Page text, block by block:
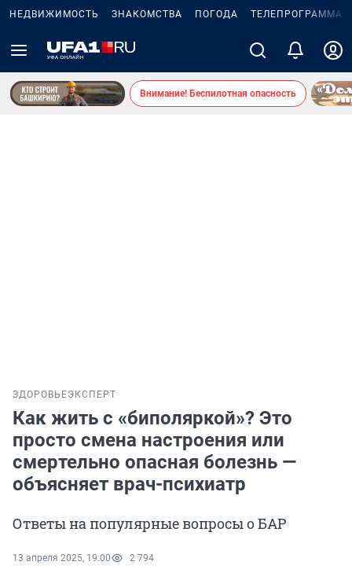
НЕДВИЖИМОСТЬ ЗНАКОМСТВА ПОГОДА ТЕЛЕПРОГРАММА
Внимание! Беспилотная опасность
ЗДОРОВЬЕЭКСПЕРТ
Как жить с «биполяркой»? Это
просто смена настроения или
смертельно опасная болезнь —
объясняет врач-психиатр
Ответы на популярные вопросы о БАР
13 апреля 2025, 19:00 2 794